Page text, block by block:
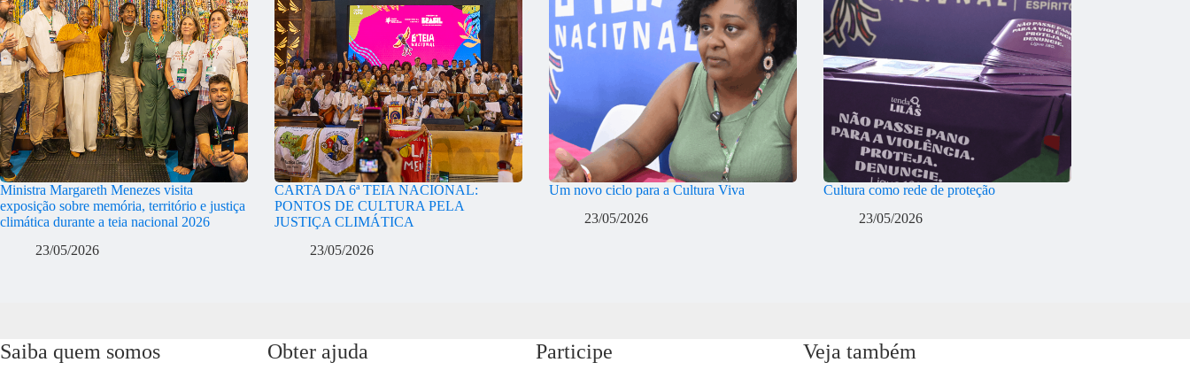
Ministra Margareth Menezes visita
exposição sobre memória, território e justiça
climática durante a teia nacional 2026
23/05/2026
CARTA DA 6ª TEIA NACIONAL:
PONTOS DE CULTURA PELA
JUSTIÇA CLIMÁTICA
23/05/2026
Um novo ciclo para a Cultura Viva
23/05/2026
Cultura como rede de proteção
23/05/2026
Saiba quem somos Obter ajuda Participe Veja também